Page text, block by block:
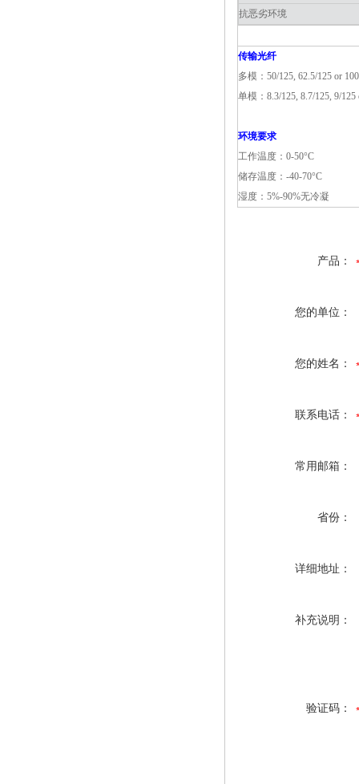
抗恶劣环境
传输光纤
多模：50/125, 62.5/125 or
单模：8.3/125, 8.7/125, 9/125
环境要求
工作温度：0-50°C
储存温度：-40-70°C
湿度：5%-90%无冷凝
产品：
您的单位：
您的姓名：
联系电话：
常用邮箱：
省份：
详细地址：
补充说明：
验证码：